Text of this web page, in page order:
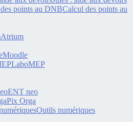
Calcul des points au
Atrium
Moodle
LaboMEP
ENT neo
Pix Orga
Outils numériques